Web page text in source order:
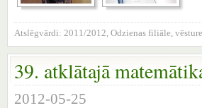
Atslēgvārdi: 2011/2012 Odzienas filiāle
39. atklātajā
2012-05-25